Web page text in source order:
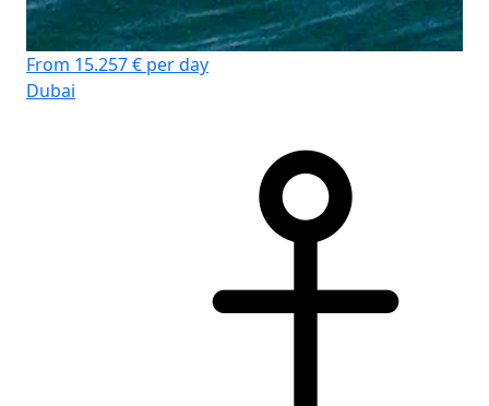
From 15.257 € per day
Dubai